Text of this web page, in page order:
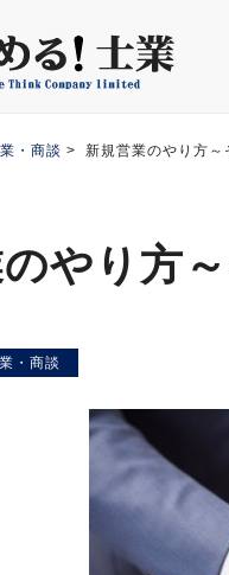
・商談 > 新規営業のやり方～
やり方
・商談